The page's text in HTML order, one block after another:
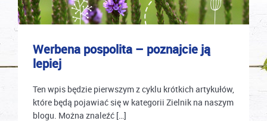
Werbena pospolita – poznajcie ją
lepiej
Ten wpis będzie pierwszym z cyklu krótkich artykułów,
które będą pojawiać się w kategorii Zielnik na naszym
blogu. Można znaleźć […]